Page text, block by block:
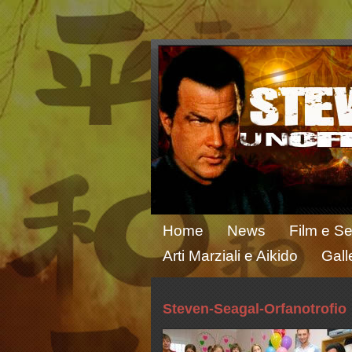
Home News
Film e
Arti Marziali e Aikido
Steven-Seagal-Orfanotrofio